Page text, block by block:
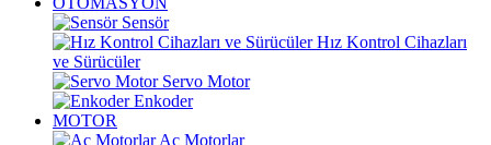
Sensör
Hız Kontrol Cihazları
ve Sürücüler
Servo Motor
Enkoder
MOTOR
Ac Motorlar